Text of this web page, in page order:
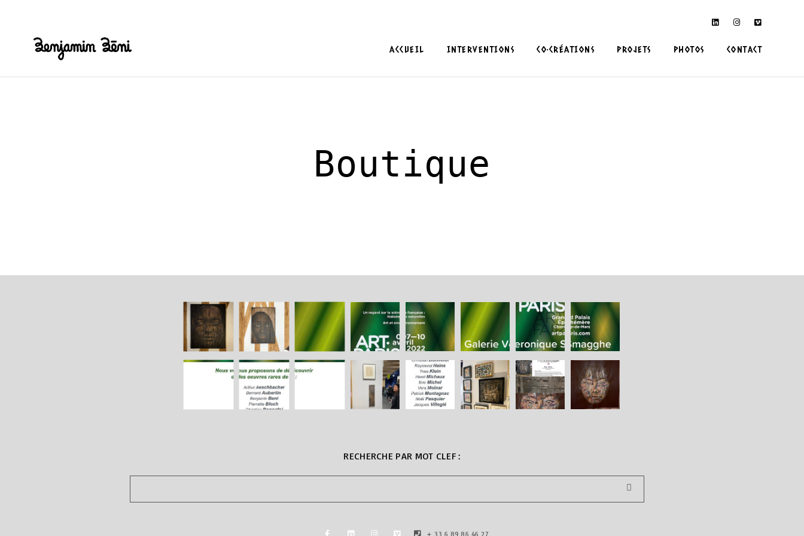
ACCUEIL INTERVENTIONS CO•CRÉATIONS PROJETS PHOTOS CONTACT
Boutique
RECHERCHE PAR MOT CLEF :
+ 33 6 89 86 46 27